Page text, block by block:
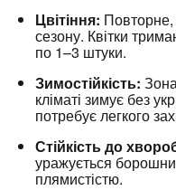
Цвітіння: Повторне,
сезону. Квітки
по 1–3 штуки.
Зимостійкість:
кліматі зимує без
потребує легкого
Стійкість до
уражується
плямистістю.